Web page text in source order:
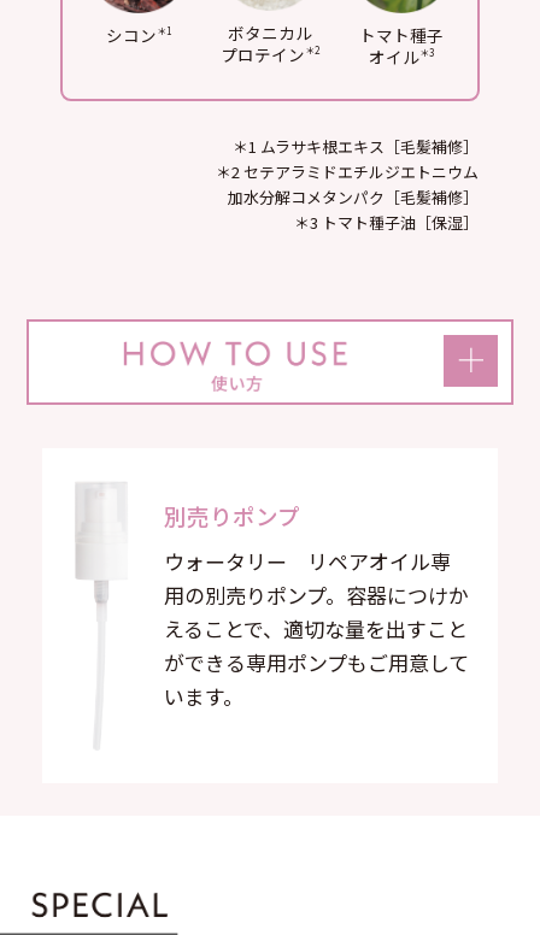
シコン＊1
ボタニカル
プロテイン＊2
トマト種子
オイル＊3
＊1 ムラサキ根エキス［毛髪補修］
＊2 セテアラミドエチルジエトニウム
加水分解コメタンパク［毛髪補修］
＊3 トマト種子油［保湿］
別売りポンプ
ウォータリー リペアオイル専
用の別売りポンプ。容器につけか
えることで、適切な量を出すこと
ができる専用ポンプもご用意して
います。